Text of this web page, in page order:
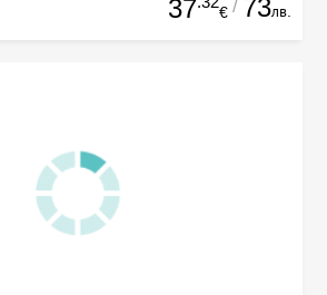
37 € / 73лв.